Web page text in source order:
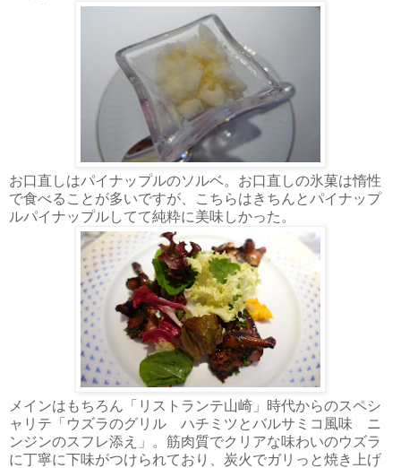
お口直しはパイナップルのソルベ。お口直しの氷菓は惰性
で食べることが多いですが、こちらはきちんとパイナップ
ルパイナップルしてて純粋に美味しかった。
メインはもちろん「リストランテ山崎」時代からのスペシ
ャリテ「ウズラのグリル ハチミツとバルサミコ風味 ニ
ンジンのスフレ添え」。筋肉質でクリアな味わいのウズラ
に丁寧に下味がつけられており、炭火でガリっと焼き上げ